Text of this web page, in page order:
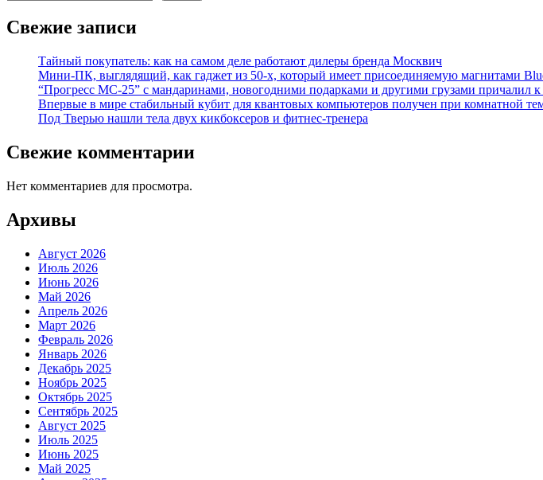
Свежие записи
Тайный покупатель: как на самом деле работают дилеры бренда Москвич
Мини-ПК, выглядящий, как гаджет из 50-х, который имеет присоединяемую магнитами
“Прогресс МС-25” с мандаринами, новогодними подарками и другими грузами причалил
Впервые в мире стабильный кубит для квантовых компьютеров получен при комнатной
Под Тверью нашли тела двух кикбоксеров и фитнес-тренера
Свежие комментарии
Нет комментариев для просмотра.
Архивы
Август 2026
Июль 2026
Июнь 2026
Май 2026
Апрель 2026
Март 2026
Февраль 2026
Январь 2026
Декабрь 2025
Ноябрь 2025
Октябрь 2025
Сентябрь 2025
Август 2025
Июль 2025
Июнь 2025
Май 2025